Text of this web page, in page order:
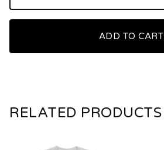
ADD TO CART
RELATED PRODUCTS